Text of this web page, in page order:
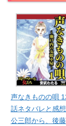
声なきものの唄
話ネタバレと感想
公三郎から、後藤